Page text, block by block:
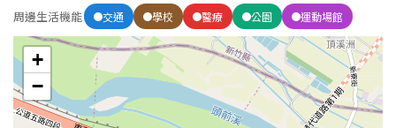
售價
周邊生活機能 交通 學校 醫療 公園 運動場館
+
−